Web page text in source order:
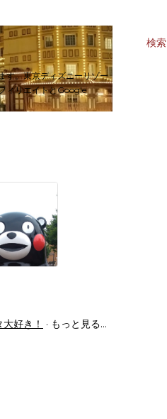
検索
す。東京ディズニーリゾー
ィリエイトとGoogle
好き！ もっと見る…